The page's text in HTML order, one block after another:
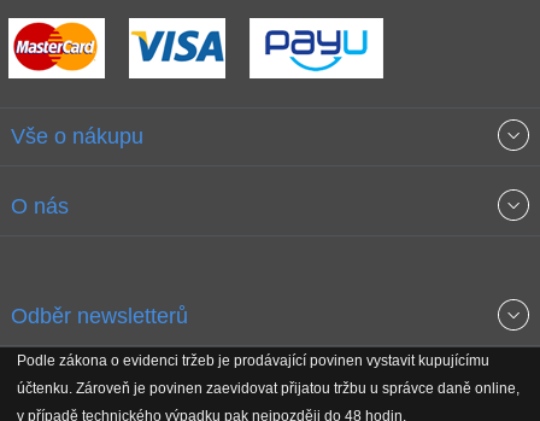
Vše o nákupu
Obchodní podmínky
Reklamační řád
O nás
Koho podporujeme
Odběr newsletterů
Získejte přehled o novinkách, slevách, akčním zboží a upozornění
na nové články v magazínu!
Podle zákona o evidenci tržeb je prodávající povinen vystavit kupujícímu
účtenku. Zároveň je povinen zaevidovat přijatou tržbu u správce daně online,
v případě technického výpadku pak nejpozději do 48 hodin.